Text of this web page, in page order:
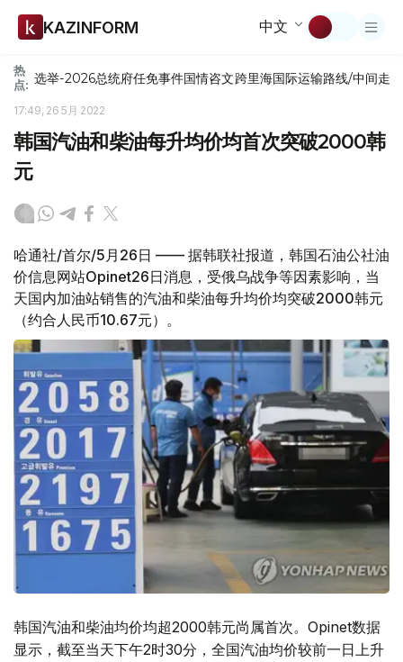
KAZINFORM 中文
热
点: 选举-2026总统府任免事件国情咨文跨里海国际运输路线/中间走廊
17:49, 26 5月 2022
韩国汽油和柴油每升均价均首次突破2000韩
元
哈通社/首尔/5月26日 —— 据韩联社报道，韩国石油公社油
价信息网站Opinet26日消息，受俄乌战争等因素影响，当
天国内加油站销售的汽油和柴油每升均价均突破2000韩元
（约合人民币10.67元）。
韩国汽油和柴油均价均超2000韩元尚属首次。Opinet数据
显示，截至当天下午2时30分，全国汽油均价较前一日上升